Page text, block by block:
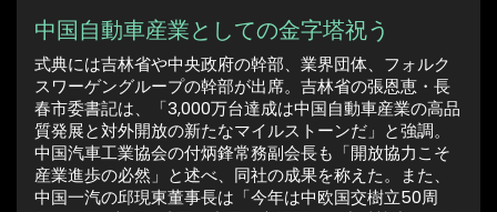
中国自動車産業としての金字塔祝う
式典には吉林省や中央政府の幹部、業界団体、フォルク
スワーゲングループの幹部が出席。吉林省の張恩恵・長
春市委書記は、「3,000万台達成は中国自動車産業の高品
質発展と対外開放の新たなマイルストーンだ」と強調。
中国汽車工業協会の付炳鋒常務副会長も「開放協力こそ
産業進歩の必然」と述べ、同社の成果を称えた。また、
中国一汽の邱現東董事長は「今年は中欧国交樹立50周